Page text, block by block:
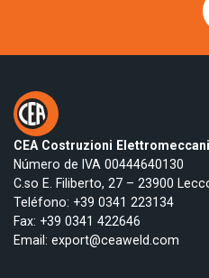
CEA Costruzioni
Número de IVA 00444640130
C.so E. Filiberto, 27 – 23900
Teléfono: +39 0341 223134
Fax: +39 0341 422646
Email: export@ceaweld.com